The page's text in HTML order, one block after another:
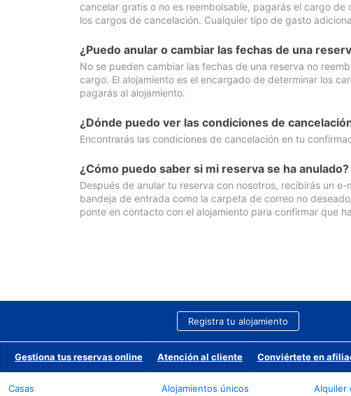
cancelar gratis o no es reembolsable, pagarás el cargo
los cargos de cancelación. Cualquier tipo de gasto
¿Puedo anular o cambiar las fechas de una
No se pueden cambiar las fechas de una reserva no
cargo. El alojamiento es el encargado de determinar los
pagarás al alojamiento.
¿Dónde puedo ver las condiciones de
Encontrarás las condiciones de cancelación en tu
¿Cómo puedo saber si mi reserva se ha anulado?
Después de anular tu reserva con nosotros, recibirás un
bandeja de entrada como la carpeta de correo no
ponte en contacto con el alojamiento para confirmar que
Registra tu alojamiento
Gestiona tus reservas online Atención al cliente Conviértete en
Casas
Alojamientos únicos
Alquiler